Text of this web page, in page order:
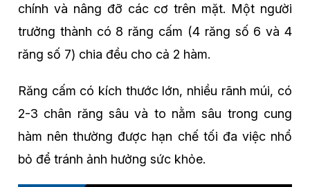
chính và nâng đỡ các cơ trên mặt. Một người
trưởng thành có 8 răng cấm (4 răng số 6 và 4
răng số 7) chia đều cho cả 2 hàm.
Răng cấm có kích thước lớn, nhiều rãnh múi, có
2-3 chân răng sâu và to nằm sâu trong cung
hàm nên thường được hạn chế tối đa việc nhổ
bỏ để tránh ảnh hưởng sức khỏe.